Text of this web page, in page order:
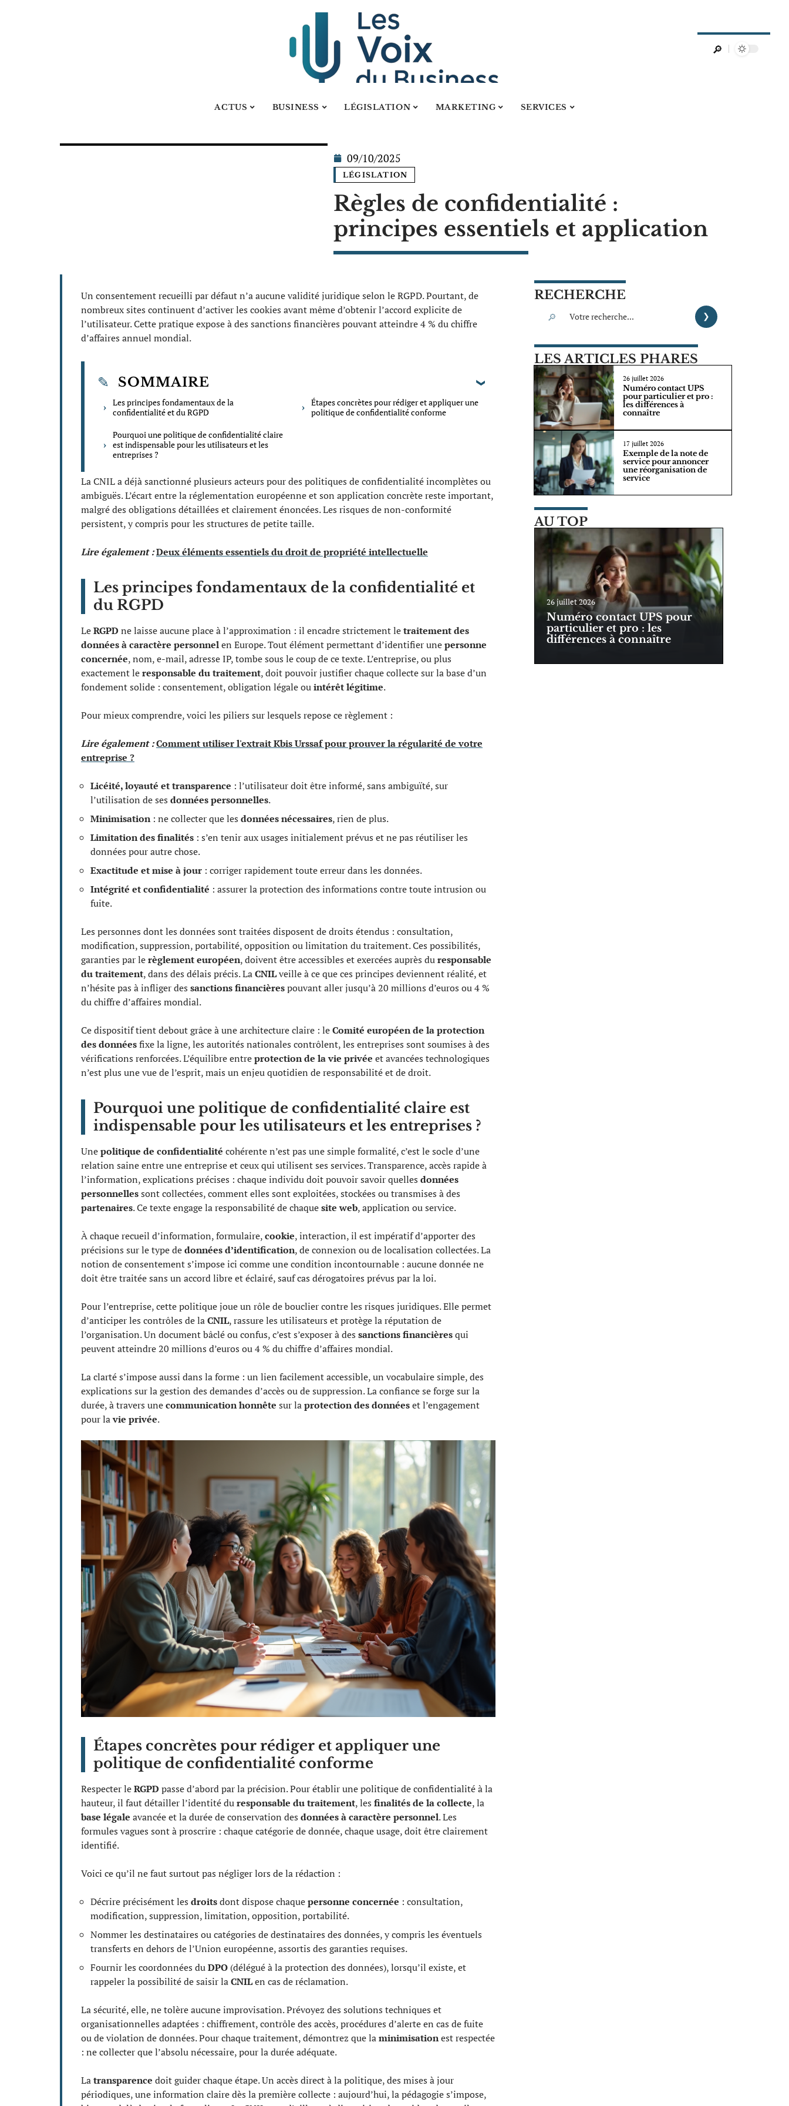
ACTUS BUSINESS LÉGISLATION MARKETING SERVICES
09/10/2025
LÉGISLATION
Règles de confidentialité :
principes essentiels et application
Un consentement recueilli par défaut n’a aucune validité juridique selon le RGPD. Pourtant, de
nombreux sites continuent d’activer les cookies avant même d’obtenir l’accord explicite de
l’utilisateur. Cette pratique expose à des sanctions financières pouvant atteindre 4 % du chiffre
d’affaires annuel mondial.
SOMMAIRE
Les principes fondamentaux de la
confidentialité et du RGPD
Pourquoi une politique de confidentialité claire
est indispensable pour les utilisateurs et les
entreprises ?
Étapes concrètes pour rédiger et appliquer une
politique de confidentialité conforme
La CNIL a déjà sanctionné plusieurs acteurs pour des politiques de confidentialité incomplètes ou
ambiguës. L’écart entre la réglementation européenne et son application concrète reste important,
malgré des obligations détaillées et clairement énoncées. Les risques de non-conformité
persistent, y compris pour les structures de petite taille.
Lire également :Deux éléments essentiels du droit de propriété intellectuelle
Les principes fondamentaux de la confidentialité et
du RGPD
LeRGPDne laisse aucune place à l’approximation : il encadre strictement letraitement des
données à caractère personnelen Europe. Tout élément permettant d’identifier unepersonne
concernée, nom, e-mail, adresse IP, tombe sous le coup de ce texte. L’entreprise, ou plus
exactement leresponsable du traitement, doit pouvoir justifier chaque collecte sur la base d’un
fondement solide : consentement, obligation légale ouintérêt légitime.
Pour mieux comprendre, voici les piliers sur lesquels repose ce règlement :
Lire également :Comment utiliser l'extrait Kbis Urssaf pour prouver la régularité de votre
entreprise ?
Licéité, loyauté et transparence : l’utilisateur doit être informé, sans ambiguïté, sur
l’utilisation de ses données personnelles.
Minimisation: ne collecter que les données nécessaires, rien de plus.
Limitation des finalités : s’en tenir aux usages initialement prévus et ne pas réutiliser les
données pour autre chose.
Exactitude et mise à jour : corriger rapidement toute erreur dans les données.
Intégrité et confidentialité : assurer la protection des informations contre toute intrusion ou
fuite.
Les personnes dont les données sont traitées disposent de droits étendus : consultation,
modification, suppression, portabilité, opposition ou limitation du traitement. Ces possibilités,
garanties par lerèglement européen, doivent être accessibles et exercées auprès duresponsable
du traitement, dans des délais précis. LaCNILveille à ce que ces principes deviennent réalité, et
n’hésite pas à infliger des sanctions financièrespouvant aller jusqu’à 20 millions d’euros ou 4 %
du chiffre d’affaires mondial.
Ce dispositif tient debout grâce à une architecture claire : leComité européen de la protection
des donnéesfixe la ligne, les autorités nationales contrôlent, les entreprises sont soumises à des
vérifications renforcées. L’équilibre entreprotection de la vie privée et avancées technologiques
n’est plus une vue de l’esprit, mais un enjeu quotidien de responsabilité et de droit.
Pourquoi une politique de confidentialité claire est
indispensable pour les utilisateurs et les entreprises ?
Unepolitique de confidentialité cohérente n’est pas une simple formalité, c’est le socle d’une
relation saine entre une entreprise et ceux qui utilisent ses services. Transparence, accès rapide à
l’information, explications précises : chaque individu doit pouvoir savoir quelles données
personnellessont collectées, comment elles sont exploitées, stockées ou transmises à des
partenaires. Ce texte engage la responsabilité de chaquesite web, application ou service.
À chaque recueil d’information, formulaire,cookie, interaction, il est impératif d’apporter des
précisions sur le type dedonnées d’identification, de connexion ou de localisation collectées. La
notion de consentement s’impose ici comme une condition incontournable : aucune donnée ne
doit être traitée sans un accord libre et éclairé, sauf cas dérogatoires prévus par la loi.
Pour l’entreprise, cette politique joue un rôle de bouclier contre les risques juridiques. Elle permet
d’anticiper les contrôles de laCNIL, rassure les utilisateurs et protège la réputation de
l’organisation. Un document bâclé ou confus, c’est s’exposer à des sanctions financièresqui
peuvent atteindre 20 millions d’euros ou 4 % du chiffre d’affaires mondial.
La clarté s’impose aussi dans la forme : un lien facilement accessible, un vocabulaire simple, des
explications sur la gestion des demandes d’accès ou de suppression. La confiance se forge sur la
durée, à travers unecommunication honnête sur laprotection des donnéeset l’engagement
pour lavie privée.
Étapes concrètes pour rédiger et appliquer une
politique de confidentialité conforme
Respecter leRGPDpasse d’abord par la précision. Pour établir une politique de confidentialité à la
hauteur, il faut détailler l’identité duresponsable du traitement, les finalités de la collecte, la
base légale avancée et la durée de conservation des données à caractère personnel. Les
formules vagues sont à proscrire : chaque catégorie de donnée, chaque usage, doit être clairement
identifié.
Voici ce qu’il ne faut surtout pas négliger lors de la rédaction :
Décrire précisément les droitsdont dispose chaquepersonne concernée : consultation,
modification, suppression, limitation, opposition, portabilité.
Nommer les destinataires ou catégories de destinataires des données, y compris les éventuels
transferts en dehors de l’Union européenne, assortis des garanties requises.
Fournir les coordonnées duDPO (délégué à la protection des données), lorsqu’il existe, et
rappeler la possibilité de saisir laCNILen cas de réclamation.
La sécurité, elle, ne tolère aucune improvisation. Prévoyez des solutions techniques et
organisationnelles adaptées : chiffrement, contrôle des accès, procédures d’alerte en cas de fuite
ou de violation de données. Pour chaque traitement, démontrez que laminimisationest respectée
: ne collecter que l’absolu nécessaire, pour la durée adéquate.
Latransparence doit guider chaque étape. Un accès direct à la politique, des mises à jour
périodiques, une information claire dès la première collecte : aujourd’hui, la pédagogie s’impose,
RECHERCHE
LES ARTICLES PHARES
26 juillet 2026
Numéro contact UPS
pour particulier et pro :
les différences à
connaître
17 juillet 2026
Exemple de la note de
service pour annoncer
une réorganisation de
service
AU TOP
26 juillet 2026
Numéro contact UPS pour
particulier et pro : les
différences à connaître